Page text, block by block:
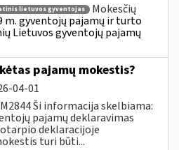
lietuvos gyventojas
Mokesčių
m. gyventojų pajamų ir turto
Lietuvos gyventojų pajamų
pajamų mokestis?
04-01
Ši informacija skelbiama:
pajamų deklaravimas
deklaracijoje
turi būti...